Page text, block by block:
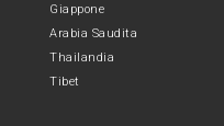
Giappone
Arabia Saudita
Thailandia
Tibet